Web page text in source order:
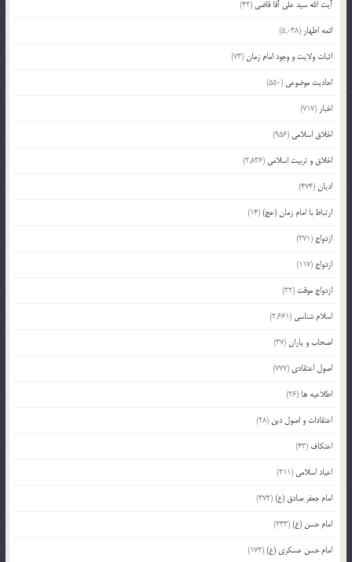
آیت الله سید علی آقا قاضی (42)
ائمه اطهار (5,038)
اثبات ولایت و وجود امام زمان(73)
احادیث موضوعی (550)
اخبار (717)
اخلاق اسلامی (956)
اخلاق و تربیت اسلامی (2,836)
ادیان(474)
ارتباط با امام زمان (عج)(14)
ازدواج (371)
ازدواج (117)
ازدواج موقت (32)
اسلام شناسی (2,661)
اصحاب و یاران(37)
اصول اعتقادی (777)
اطلاعیه ها (26)
اعتقادات و اصول دین (28)
اعتکاف (43)
اعیاد اسلامی (211)
امام جعفر صادق (ع)(372)
امام حسن (ع)(233)
امام حسن عسکری (ع)(172)